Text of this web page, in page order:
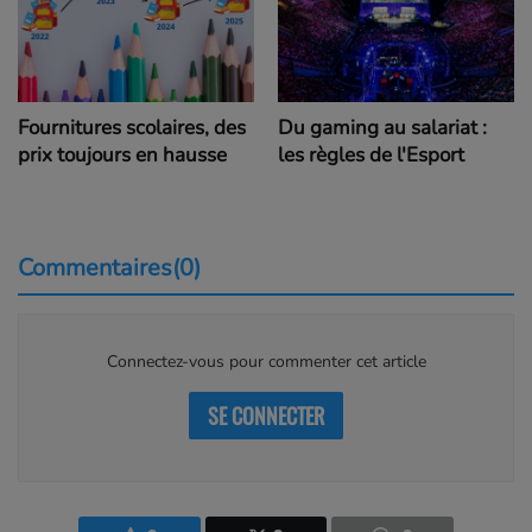
Fournitures scolaires, des
prix toujours en hausse
Du gaming au salariat :
les règles de l'Esport
Commentaires(0)
Connectez-vous pour commenter cet article
SE CONNECTER